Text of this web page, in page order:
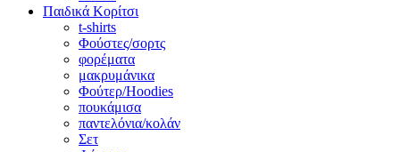
Παιδικά Κορίτσι
t-shirts
Φούστες/σορτς
φορέματα
μακρυμάνικα
Φούτερ/Hoodies
πουκάμισα
παντελόνια/κολάν
Σετ